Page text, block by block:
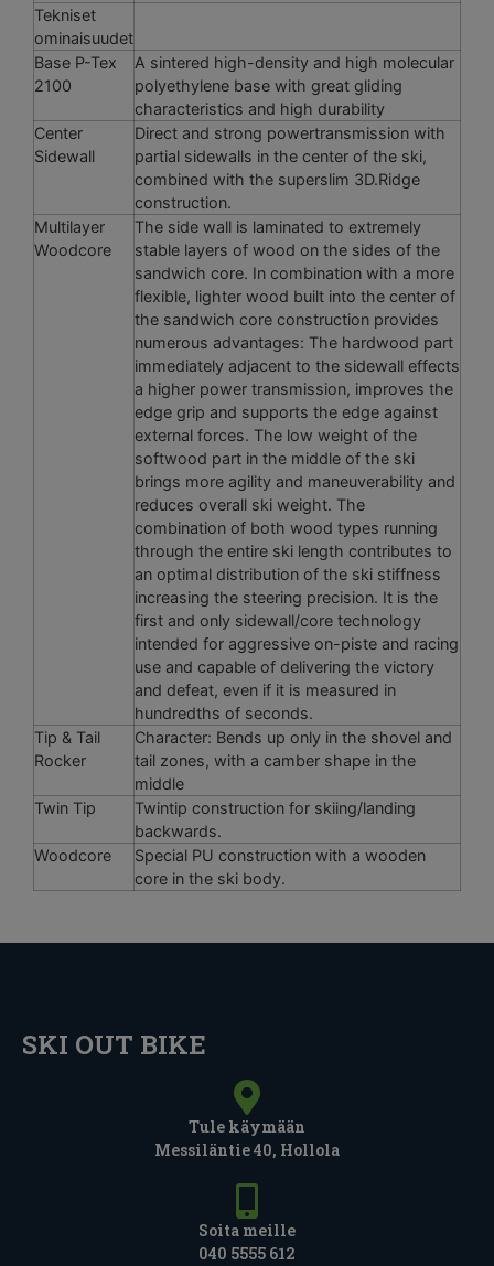
Tekniset
ominaisuudet
Base P-Tex
2100
A sintered high-density and high molecular
polyethylene base with great gliding
characteristics and high durability
Center
Sidewall
Direct and strong powertransmission with
partial sidewalls in the center of the ski,
combined with the superslim 3D.Ridge
construction.
Multilayer
Woodcore
The side wall is laminated to extremely
stable layers of wood on the sides of the
sandwich core. In combination with a more
flexible, lighter wood built into the center of
the sandwich core construction provides
numerous advantages: The hardwood part
immediately adjacent to the sidewall effects
a higher power transmission, improves the
edge grip and supports the edge against
external forces. The low weight of the
softwood part in the middle of the ski
brings more agility and maneuverability and
reduces overall ski weight. The
combination of both wood types running
through the entire ski length contributes to
an optimal distribution of the ski stiffness
increasing the steering precision. It is the
first and only sidewall/core technology
intended for aggressive on-piste and racing
use and capable of delivering the victory
and defeat, even if it is measured in
hundredths of seconds.
Tip & Tail
Rocker
Character: Bends up only in the shovel and
tail zones, with a camber shape in the
middle
Twin Tip
Twintip construction for skiing/landing
backwards.
Woodcore
Special PU construction with a wooden
core in the ski body.
SKI OUT BIKE
Tule käymään
Messiläntie 40, Hollola
Soita meille
040 5555 612